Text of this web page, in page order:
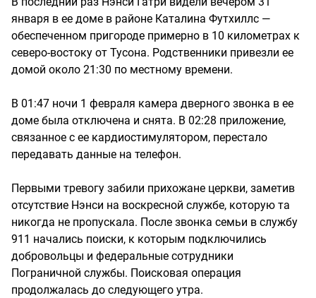
января в ее доме в районе Каталина Футхиллс —
обеспеченном пригороде примерно в 10 километрах к
северо-востоку от Тусона. Родственники привезли ее
домой около 21:30 по местному времени.
В 01:47 ночи 1 февраля камера дверного звонка в ее
доме была отключена и снята. В 02:28 приложение,
связанное с ее кардиостимулятором, перестало
передавать данные на телефон.
Первыми тревогу забили прихожане церкви, заметив
отсутствие Нэнси на воскресной службе, которую та
никогда не пропускала. После звонка семьи в службу
911 начались поиски, к которым подключились
добровольцы и федеральные сотрудники
Пограничной службы. Поисковая операция
продолжалась до следующего утра.